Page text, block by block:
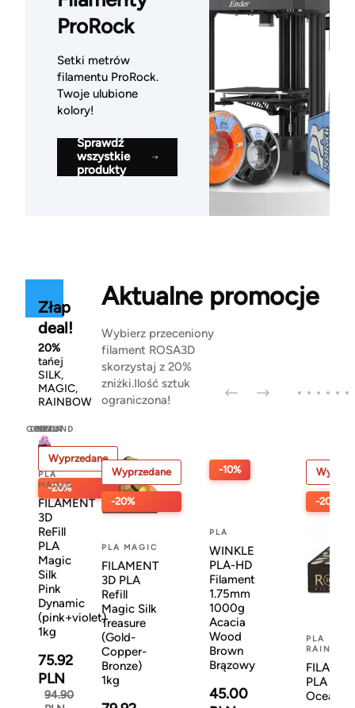
ProRock
Setki metrów
filamentu ProRock.
Twoje ulubione
kolory!
Sprawdź
wszystkie
produkty
Złap
deal!
20%
tańej
SILK,
MAGIC,
RAINBOW
DNI
GODZIN
MINUT
SEKUND
Wyprzedane
-20%
PLA
MAGIC
FILAMENT
3D
ReFill
PLA
Magic
Silk
Pink
Dynamic
(pink+violet)
1kg
75.92
PLN
94.90
Aktualne promocje
Wybierz przeceniony
filament ROSA3D
skorzystaj z 20%
zniżki.Ilość sztuk
ograniczona!
Wyprzedane
-20%
PLA MAGIC
FILAMENT
3D PLA
Refill
Magic Silk
Treasure
(Gold-
Copper-
Bronze)
1kg
-10%
PLA
WINKLE
PLA-HD
Filament
1.75mm
1000g
Acacia
Wood
Brown
Brązowy
45.00
-20%
PLA
PLA
Ocean